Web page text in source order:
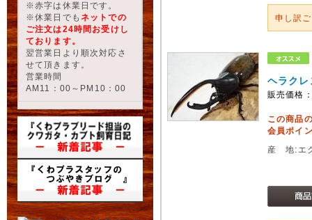
※赤字は休業日です。
※休業日でも ネットでの
ご注文は24時間お受けし
ております。
翌営業日より順次対応さ
せて頂きます。
営業時間
AM11：00～PM10：00
申し訳
ヘラク
販売価格
この商品
会員ポイ
産 地:エ